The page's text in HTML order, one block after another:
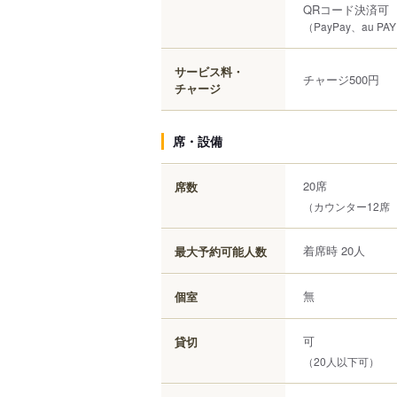
QRコード決済可
（PayPay、au
サービス料・
チャージ
チャージ500円
席・設備
席数 20席
（カウンター12
最大予約可能人数 着席時 20人
個室 無
貸切 可
（20人以下可）